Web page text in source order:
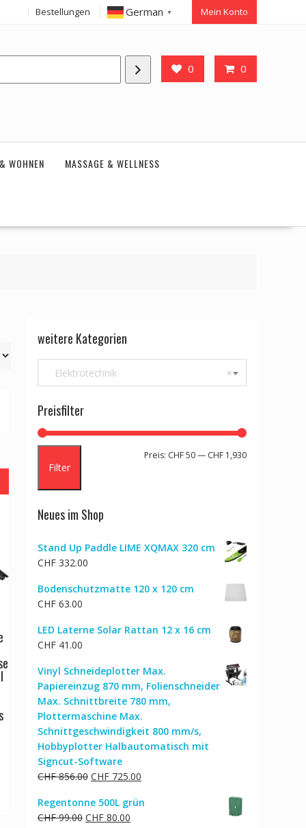
Bestellungen German ▼ Mein Konto
0 0
WOHNEN MASSAGE & WELLNESS
weitere Kategorien
×
Elektrotechnik
Preisfilter
Min.
Max.
Filter
Preis: CHF 50— CHF 1,930
Neues im Shop
Stand Up Paddle LIME XQMAX 320 cm
CHF 332.00
Bodenschutzmatte 120 x 120 cm
CHF 63.00
LED Laterne Solar Rattan 12 x 16 cm
CHF 41.00
Vinyl Schneideplotter Max.
Papiereinzug 870 mm, Folienschneider
Max. Schnittbreite 780 mm,
Plottermaschine Max.
Schnittgeschwindigkeit 800 mm/s,
Hobbyplotter Halbautomatisch mit
Signcut-Software
CHF856.00 Ursprünglicher
war:
CHF 856.00
CHF 725.00
ist:
Regentonne 500L grün
CHF99.00 Ursprünglicher
CHF 80.00